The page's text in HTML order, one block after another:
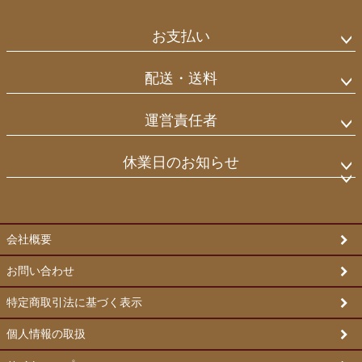
お支払い
配送・送料
運営責任者
休業日のお知らせ
会社概要
お問い合わせ
特定商取引法に基づく表示
個人情報の取扱